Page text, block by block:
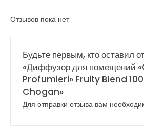
Отзывов пока нет.
Будьте первым, кто оставил
«Диффузор для помещений
Profumieri» Fruity Blend
Chogan»
Для отправки отзыва вам